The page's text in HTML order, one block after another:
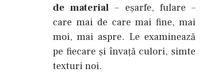
de material – eşarfe, fulare –
care mai de care mai fine, mai
moi, mai aspre. Le examinează
pe fiecare şi învaţă culori, simte
texturi noi.